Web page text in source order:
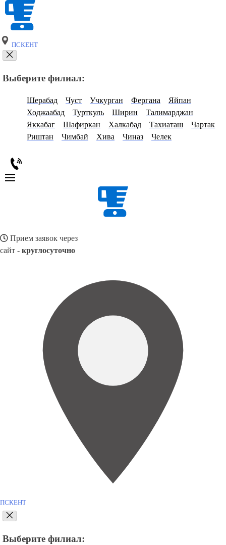
ПСКЕНТ
Выберите филиал:
Шерабад Чуст Учкурган Фергана
Яйпан
Ходжаабад
Турткуль Ширин
Талимарджан
Яккабаг
Шафиркан Халкабад Тахиаташ
Чартак
Риштан
Чимбай Хива Чиназ Челек
Прием заявок через
сайт - круглосуточно
ПСКЕНТ
Выберите филиал: